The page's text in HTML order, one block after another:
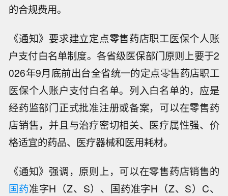
的合规费用。
《通知》要求建立定点零售药店职工医保个人账
户支付白名单制度。各省级医保部门原则上要于2
026年9月底前出台全省统一的定点零售药店职工
医保个人账户支付白名单。列入白名单的，应是
经药监部门正式批准注册或备案，可以在零售药
店销售，并且与治疗密切相关、医疗属性强、价
格适宜的药品、医疗器械和医用耗材。
《通知》强调，原则上，可以在零售药店销售的
国药准字H（Z、S）、国药准字H（Z、S）C、